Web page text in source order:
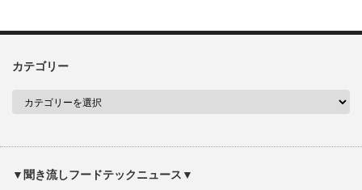
カテゴリー
▼聞き流しフードテックニュース▼